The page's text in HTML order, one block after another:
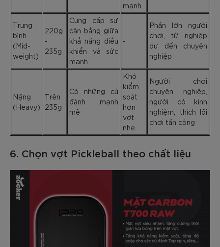
mạnh
Trung
bình
(Mid-
weight)
220g
-
235g
Cung cấp sự
cân bằng giữa
khả năng điều
khiển và sức
mạnh
-
Phần lớn người
chơi, từ nghiệp
dư đến chuyên
nghiệp
Nặng
(Heavy)
Trên
235g
Có những cú
đánh mạnh
mẽ
Khó
kiểm
soát
hơn
vợt
nhẹ
Người chơi
chuyên nghiệp,
người có kinh
nghiệm, thích lối
chơi tấn công
6. Chọn vợt Pickleball theo chất liệu